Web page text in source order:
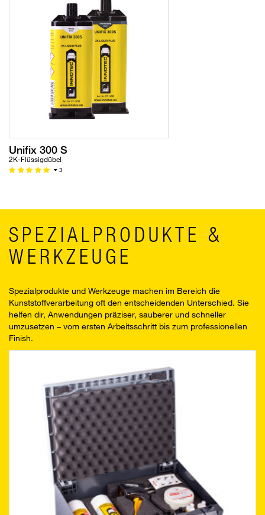
Unifix 300 S
2K-Flüssigdübel
3
SPEZIALPRODUKTE &
WERKZEUGE
Spezialprodukte und Werkzeuge machen im Bereich die
Kunststoffverarbeitung oft den entscheidenden Unterschied. Sie
helfen dir, Anwendungen präziser, sauberer und schneller
umzusetzen – vom ersten Arbeitsschritt bis zum professionellen
Finish.